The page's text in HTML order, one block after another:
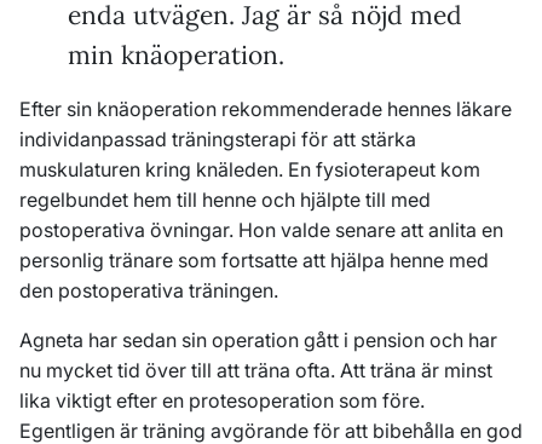
enda utvägen. Jag är så nöjd med
min knäoperation.
Efter sin knäoperation rekommenderade hennes läkare
individanpassad träningsterapi för att stärka
muskulaturen kring knäleden. En fysioterapeut kom
regelbundet hem till henne och hjälpte till med
postoperativa övningar. Hon valde senare att anlita en
personlig tränare som fortsatte att hjälpa henne med
den postoperativa träningen.
Agneta har sedan sin operation gått i pension och har
nu mycket tid över till att träna ofta. Att träna är minst
lika viktigt efter en protesoperation som före.
Egentligen är träning avgörande för att bibehålla en god